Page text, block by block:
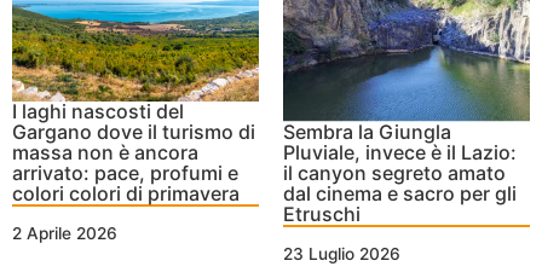
I laghi nascosti del
Gargano dove il turismo di
massa non è ancora
arrivato: pace, profumi e
colori colori di primavera
2 Aprile 2026
Sembra la Giungla
Pluviale, invece è il Lazio:
il canyon segreto amato
dal cinema e sacro per gli
Etruschi
23 Luglio 2026